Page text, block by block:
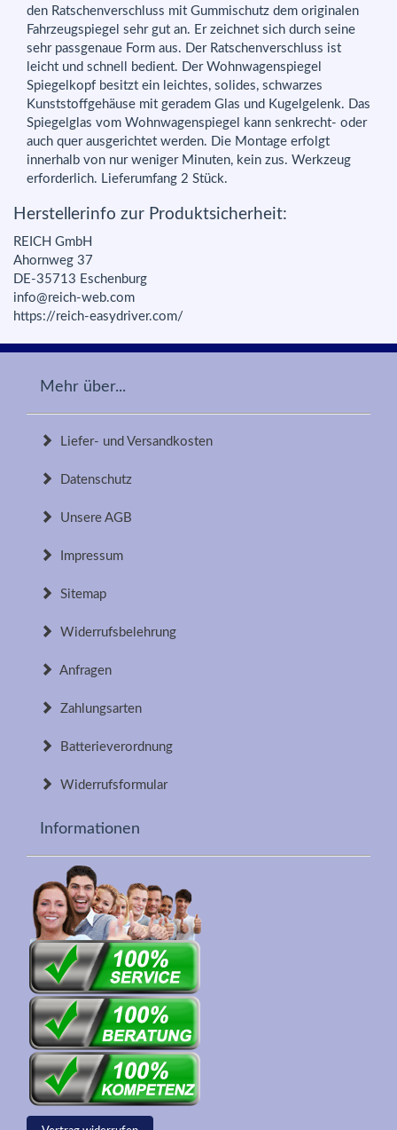
den Ratschenverschluss mit Gummischutz dem originalen
Fahrzeugspiegel sehr gut an. Er zeichnet sich durch seine
sehr passgenaue Form aus. Der Ratschenverschluss ist
leicht und schnell bedient. Der Wohnwagenspiegel
Spiegelkopf besitzt ein leichtes, solides, schwarzes
Kunststoffgehäuse mit geradem Glas und Kugelgelenk. Das
Spiegelglas vom Wohnwagenspiegel kann senkrecht- oder
auch quer ausgerichtet werden. Die Montage erfolgt
innerhalb von nur weniger Minuten, kein zus. Werkzeug
erforderlich. Lieferumfang 2 Stück.
Herstellerinfo zur Produktsicherheit:
REICH GmbH
Ahornweg 37
DE-35713 Eschenburg
info@reich-web.com
https://reich-easydriver.com/
Mehr über...
Liefer- und Versandkosten
Datenschutz
Unsere AGB
Impressum
Sitemap
Widerrufsbelehrung
Anfragen
Zahlungsarten
Batterieverordnung
Widerrufsformular
Informationen